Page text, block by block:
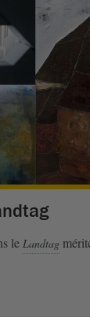
le Landtag